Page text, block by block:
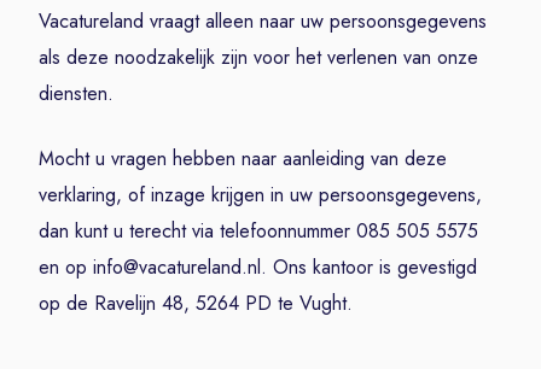
Vacatureland vraagt alleen naar uw persoonsgegevens
als deze noodzakelijk zijn voor het verlenen van onze
diensten.
Mocht u vragen hebben naar aanleiding van deze
verklaring, of inzage krijgen in uw persoonsgegevens,
dan kunt u terecht via telefoonnummer 085 505 5575
en op info@vacatureland.nl. Ons kantoor is gevestigd
op de Ravelijn 48, 5264 PD te Vught.